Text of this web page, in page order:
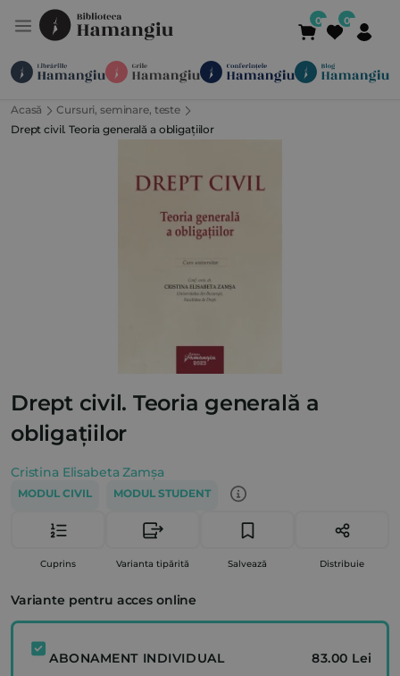
Module Publicații
Suport Contact Newsletter 021 336 01 25
Acasă
Cursuri, seminare, teste
Drept civil. Teoria generală a obligațiilor
Drept civil. Teoria generală a
obligațiilor
Cristina Elisabeta Zamșa
MODUL CIVIL MODUL STUDENT
Cuprins Varianta tipărită Salvează Distribuie
Variante pentru acces online
ABONAMENT INDIVIDUAL 83.00 Lei